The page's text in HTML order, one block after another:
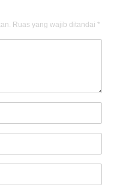
Ruas yang wajib ditandai *